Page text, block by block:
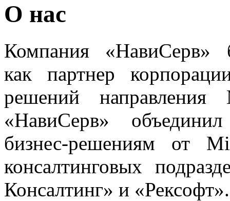
О нас
Компания
как партнер
решений направления
«НавиСерв»
бизнес-решениям от
консалтинговых
Консалтинг» и «Рексофт».